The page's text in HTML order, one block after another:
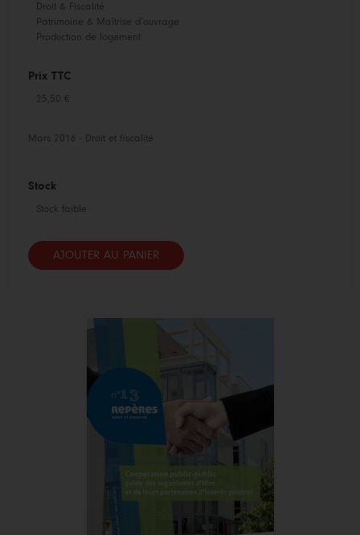
Droit & Fiscalité
Patrimoine & Maîtrise d’ouvrage
Production de logement
Prix TTC
25,50 €
Mars 2016 - Droit et fiscalité
Stock
Stock faible